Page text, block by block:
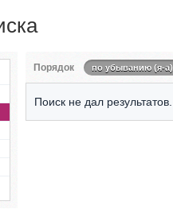
Порядок по убыванию (я-а)
Поиск не дал результатов.